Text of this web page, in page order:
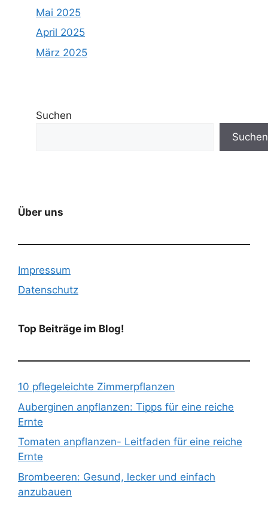
Mai 2025
April 2025
März 2025
Suchen
Suchen
Über uns
Impressum
Datenschutz
Top Beiträge im Blog!
10 pflegeleichte Zimmerpflanzen
Auberginen anpflanzen: Tipps für eine reiche
Ernte
Tomaten anpflanzen- Leitfaden für eine reiche
Ernte
Brombeeren: Gesund, lecker und einfach
anzubauen